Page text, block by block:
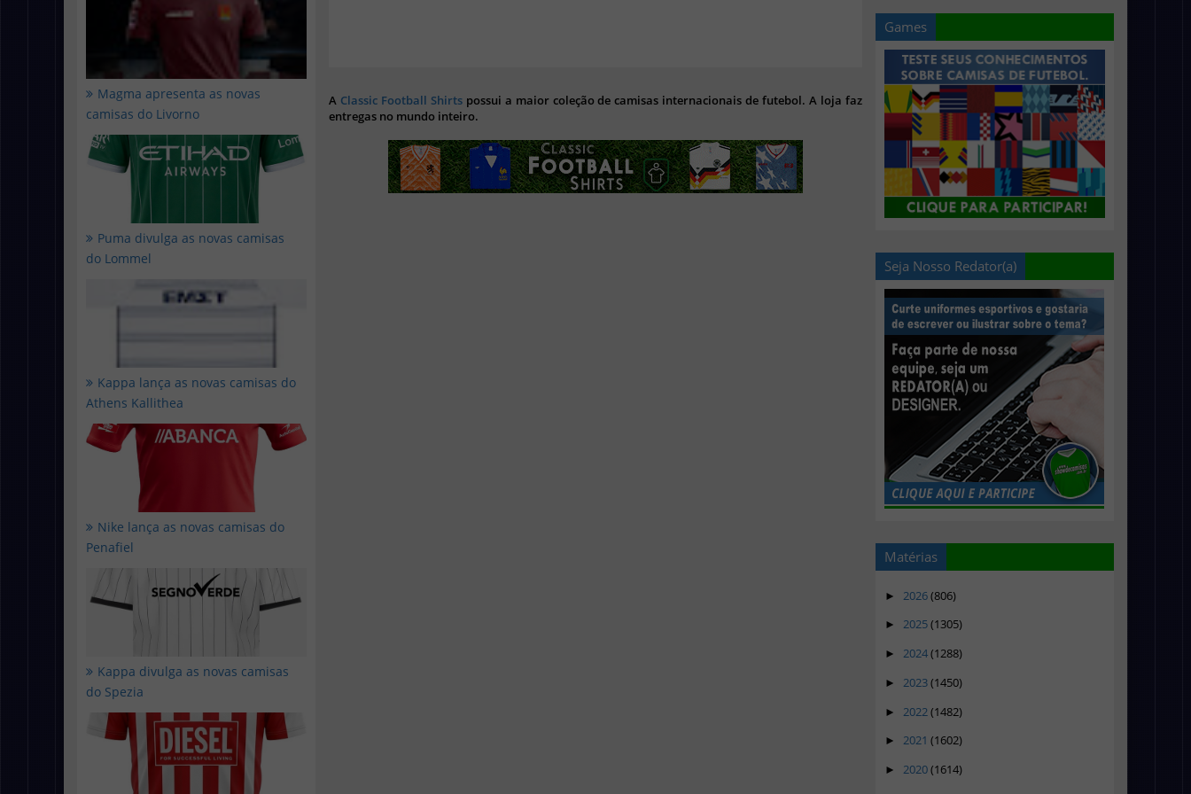
Magma apresenta as novas
camisas do Livorno
Puma divulga as novas camisas
do Lommel
Kappa lança as novas camisas do
Athens Kallithea
Nike lança as novas camisas do
Penafiel
Kappa divulga as novas camisas
do Spezia
A Classic Football Shirts possui a maior coleção de camisas internacionais de futebol. A loja faz
entregas no mundo inteiro.
Games
Seja Nosso Redator(a)
Matérias
► 2026(806)
► 2025(1305)
► 2024(1288)
► 2023(1450)
► 2022(1482)
► 2021 (1602)
► 2020(1614)